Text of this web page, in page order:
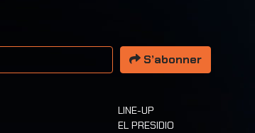
S’abonner
LINE-UP
EL PRESIDIO